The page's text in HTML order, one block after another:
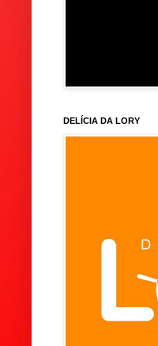
DELÍCIA DA LORY